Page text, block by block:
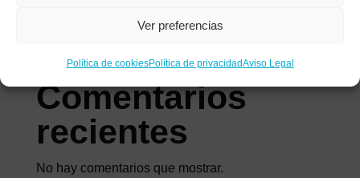
Ver preferencias
Política de cookiesPolítica de privacidadAviso Legal
La anestesia colectiva: Alcoholismo funcional y
Comentarios
recientes
No hay comentarios que mostrar.